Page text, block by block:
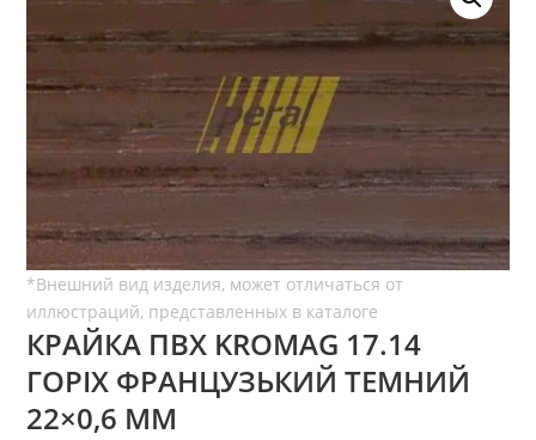
КРАЙКА ПВХ KROMAG 17.14
ГОРІХ ФРАНЦУЗЬКИЙ ТЕМНИЙ
22×0,6 ММ